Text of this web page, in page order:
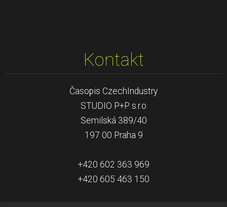
Kontakt
Časopis CzechIndustry
STUDIO P+P s.r.o
Semilská 389/40
197 00 Praha 9
+420 602 363 969
+420 605 463 150